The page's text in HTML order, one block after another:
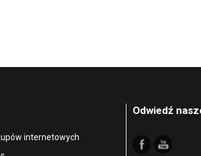
internetowych
Odwiedź